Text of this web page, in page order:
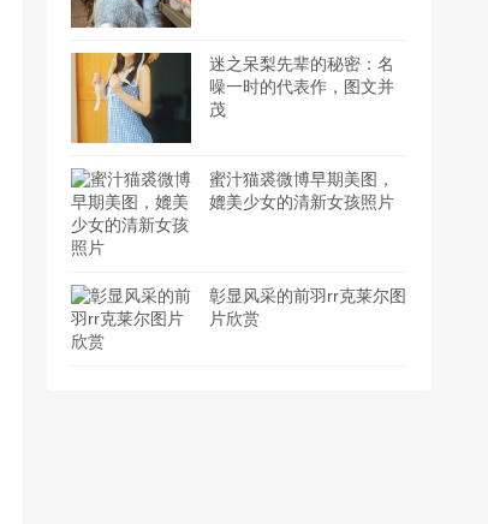
迷之呆梨先辈的秘密：名
噪一时的代表作，图文并
茂
蜜汁猫裘微博早期美图，
媲美少女的清新女孩照片
彰显风采的前羽rr克莱尔图
片欣赏